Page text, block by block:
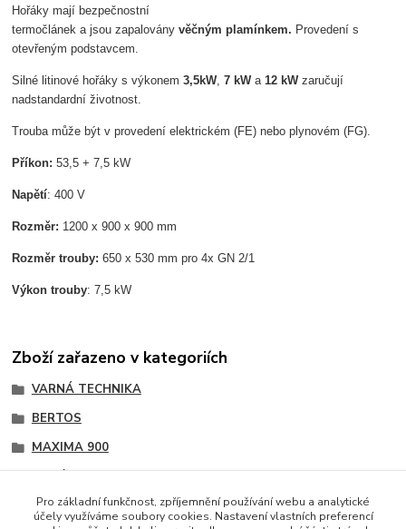
Hořáky mají bezpečnostní
termočlánek a jsou zapaloványvěčným plamínkem. Provedení s
otevřeným podstavcem.
Silné litinové hořáky s výkonem3,5kW,7 kWa12 kWzaručují
nadstandardní životnost.
Trouba může být v provedení elektrickém (FE) nebo plynovém (FG).
Příkon: 53,5 + 7,5 kW
Napětí: 400 V
Rozměr: 1200 x 900 x 900 mm
Rozměr trouby: 650 x 530 mm pro 4x GN 2/1
Výkon trouby: 7,5 kW
Zboží zařazeno v kategoriích
VARNÁ TECHNIKA
BERTOS
MAXIMA 900
Sporáky
Pro základní funkčnost, zpříjemnění používání webu a analytické
účely využíváme soubory cookies. Nastavení vlastních preferencí